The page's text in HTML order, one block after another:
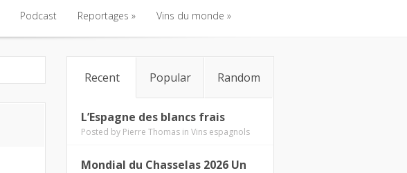
Podcast
Podcast
Reportages
Reportages
Vins du monde
Vins du monde
Recent Popular Random
L’Espagne des blancs frais
Posted by Pierre Thomas in Vins espagnols
Mondial du Chasselas 2026 Un